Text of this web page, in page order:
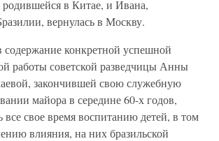
в Китае, и Ивана,
вернулась в Москву.
содержание конкретной успешной
работы советской разведчицы Анны
закончившей свою служебную
майора в середине 60-х годов,
все свое время воспитанию детей, в том
влияния, на них бразильской